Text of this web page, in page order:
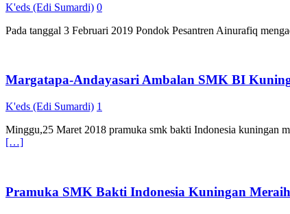
K'eds (Edi Sumardi) 0
Pada tanggal 3 Februari 2019 Pondok Pesantren Ainurafiq
Margatapa-Andayasari Ambalan SMK BI
K'eds (Edi Sumardi) 1
Minggu,25 Maret 2018 pramuka smk bakti Indonesia kuningan
[…]
Pramuka SMK Bakti Indonesia Kuningan